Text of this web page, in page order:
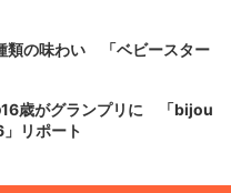
類の味わい 「ベビースター
16歳がグランプリに 「bijou
リポート